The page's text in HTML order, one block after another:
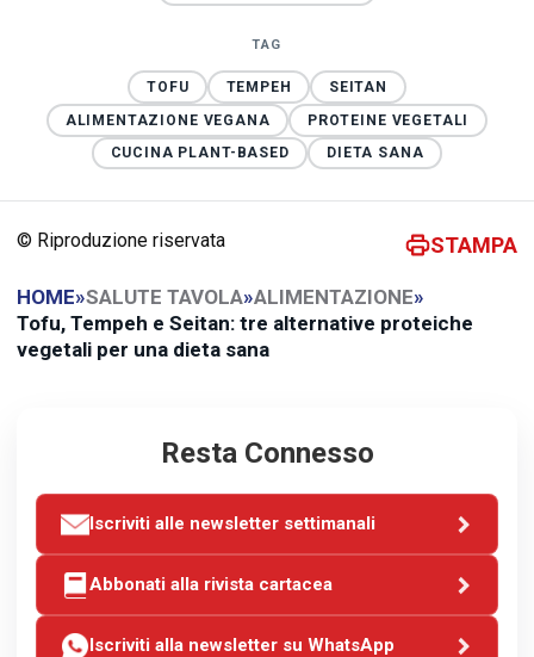
TAG
TOFU TEMPEH
SEITAN
ALIMENTAZIONE VEGANA
PROTEINE VEGETALI
CUCINA PLANT-BASED
DIETA SANA
© Riproduzione riservata STAMPA
HOME»SALUTE TAVOLA»ALIMENTAZIONE»
Tofu, Tempeh e Seitan: tre alternative proteiche
vegetali per una dieta sana
Resta Connesso
Iscriviti alle newsletter settimanali
Abbonati alla rivista cartacea
Iscriviti alla newsletter su WhatsApp